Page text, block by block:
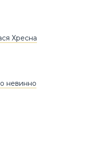
Хресна
невинно